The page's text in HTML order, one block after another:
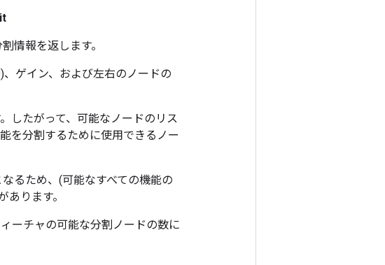
情報を返します。
ゲイン、および左右のノードの
したがって、可能なノードのリス
を分割するために使用できるノー
るため、(可能なすべての機能の
ります。
ーチャの可能な分割ノードの数に